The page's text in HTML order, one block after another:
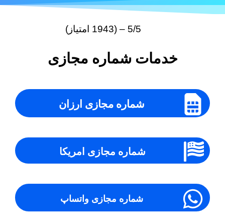
5/5 – (1943 امتیاز)
خدمات شماره مجازی
شماره مجازی ارزان
شماره مجازی امریکا
شماره مجازی واتساپ